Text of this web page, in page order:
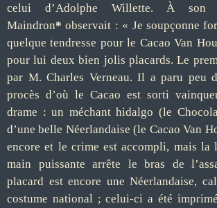
celui d’Adolphe Willette. À son
Maindron* observait : « Je soupçonne
quelque tendresse pour le Cacao Van
pour lui deux bien jolis placards. Le
par M. Charles Verneau. Il a paru peu
procès d’où le Cacao est sorti
drame : un méchant hidalgo (le
d’une belle Néerlandaise (le Cacao Van
encore et le crime est accompli, mais la
main puissante arrête le bras de
placard est encore une Néerlandaise,
costume national ; celui-ci a été